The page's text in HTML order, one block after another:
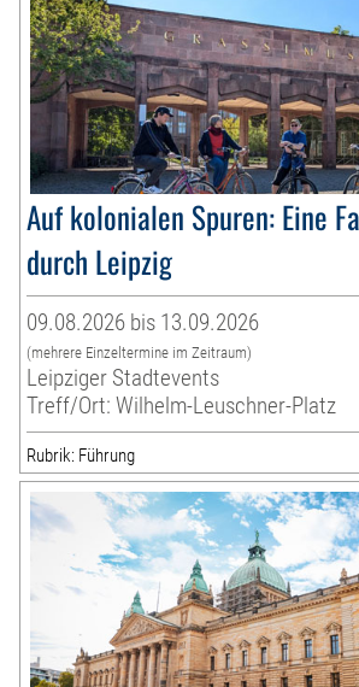
Auf kolonialen Spuren: Eine
durch Leipzig
09.08.2026 bis 13.09.2026
(mehrere Einzeltermine im Zeitraum)
Leipziger Stadtevents
Treff/Ort: Wilhelm-Leuschner-Platz
Rubrik: Führung